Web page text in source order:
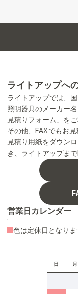
ライトアップへ
ライトアップでは、
照明器具のメーカー
見積りフォーム」をご
その他、FAXでもお
見積り用紙をダウン
き、ライトアップま
営業日カレンダー
日 月
色は定休日となりま